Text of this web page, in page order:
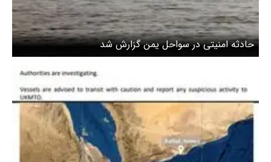
حادثه امنیتی در سواحل یمن گزارش شد